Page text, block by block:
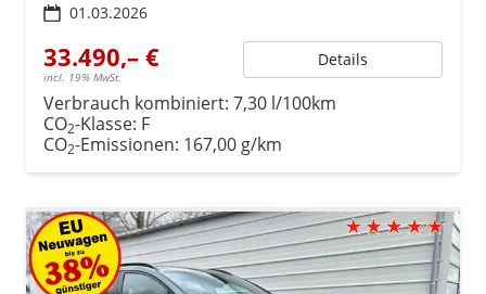
01.03.2026
33.490,– €
incl. 19% MwSt.
Details
Verbrauch kombiniert: 7,30 l/100km
CO2-Klasse: F
CO2-Emissionen: 167,00 g/km